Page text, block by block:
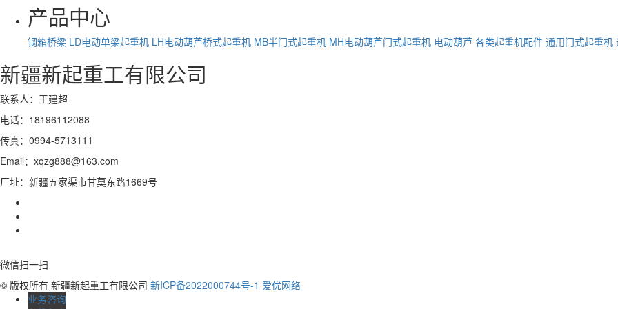
产品中心
钢箱桥梁 LD电动单梁起重机 LH电动葫芦桥式起重机 MB半门式起重机 MH电动葫芦门式起重机 电动葫芦 各类起重机配件 通用门式起重机
新疆新起重工有限公司
联系人：王建超
电话：18196112088
传真：0994-5713111
Email：xqzg888@163.com
厂址：新疆五家渠市甘莫东路1669号
微信扫一扫
© 版权所有 新疆新起重工有限公司 新ICP备2022000744号-1 爱优网络
业务咨询